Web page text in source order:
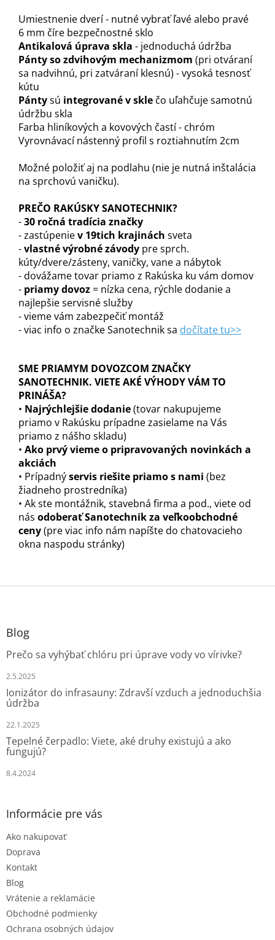
Umiestnenie dverí - nutné vybrať ľavé alebo pravé
6 mm číre bezpečnostné sklo
Antikalová úprava skla - jednoduchá údržba
Pánty so zdvihovým mechanizmom (pri otváraní
sa nadvihnú, pri zatváraní klesnú) - vysoká tesnosť
kútu
Pántysú integrované v skle čo uľahčuje samotnú
údržbu skla
Farba hliníkových a kovových častí - chróm
Vyrovnávací nástenný profil s roztiahnutím 2cm
Možné položiť aj na podlahu (nie je nutná inštalácia
na sprchovú vaničku).
PREČO RAKÚSKY SANOTECHNIK?
-30 ročná tradícia značky
- zastúpeniev 19tich krajinách sveta
-vlastné výrobné závody pre sprch.
kúty/dvere/zásteny, vaničky, vane a nábytok
- dovážame tovar priamo z Rakúska ku vám domov
- priamy dovoz= nízka cena, rýchle dodanie a
najlepšie servisné služby
- vieme vám zabezpečiť montáž
- viac info o značke Sanotechnik sa dočítate tu>>
SME PRIAMYM DOVOZCOM ZNAČKY
SANOTECHNIK. VIETE AKÉ VÝHODY VÁM TO
PRINÁŠA?
• Najrýchlejšie dodanie(tovar nakupujeme
priamo v Rakúsku prípadne zasielame na Vás
priamo z nášho skladu)
• Ako prvý vieme o pripravovaných novinkách a
akciách
• Prípadnýservis riešite priamo s nami (bez
žiadneho prostredníka)
• Ak ste montážnik, stavebná firma a pod., viete od
nás odoberať Sanotechnik za veľkoobchodné
ceny(pre viac info nám napíšte do chatovacieho
okna naspodu stránky)
Z
Blog
Prečo sa vyhýbať chlóru pri úprave vody vo vírivke?
2.5.2025
Ionizátor do infrasauny: Zdravší vzduch a jednoduchšia
údržba
22.1.2025
Tepelné čerpadlo: Viete, aké druhy existujú a ako
fungujú?
8.4.2024
Informácie pre vás
Ako nakupovať
Doprava
Kontakt
Blog
Vrátenie a reklamácie
Obchodné podmienky
Ochrana osobných údajov